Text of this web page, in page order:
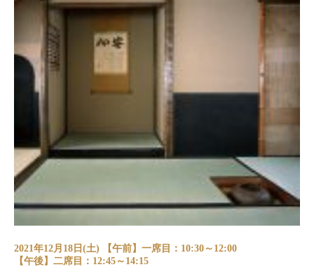
2021年12月18日(土) 【午前】一席目：10:30～12:00
【午後】二席目：12:45～14:15